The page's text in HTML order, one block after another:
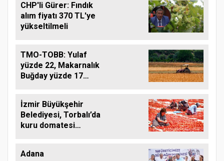
CHP'li Gürer: Fındık
alım fiyatı 370 TL'ye
yükseltilmeli
TMO-TOBB: Yulaf
yüzde 22, Makarnalık
Buğday yüzde 17
İzmir Büyükşehir
Belediyesi, Torbalı’da
kuru domatesi
Adana